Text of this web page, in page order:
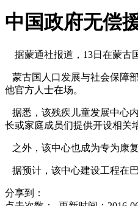
中国政府无偿
据蒙通社报道，13日在蒙古
蒙古国人口发展与社会保障
他官方人士在场。
据悉，该残疾儿童发展中心
长或家庭成员们提供开设相关
之外，该中心也成为专为康
据预计，该中心建设工程在
分享到：